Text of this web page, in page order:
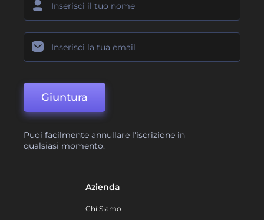
Giuntura
Puoi facilmente annullare l'iscrizione in
qualsiasi momento.
Azienda
Chi Siamo